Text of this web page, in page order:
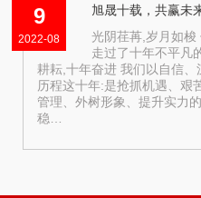
9
2022-08
旭晟十载，共赢未
光阴荏苒,岁月如
走过了十年不平凡
耕耘,十年奋进 我们以自信
历程这十年:是抢抓机遇、艰
管理、外树形象、提升实力
稳…